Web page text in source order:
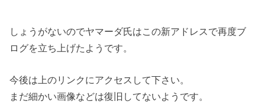
しょうがないのでヤマーダ氏はこの新アドレスで再度ブ
ログを立ち上げたようです。
今後は上のリンクにアクセスして下さい。
まだ細かい画像などは復旧してないようです。